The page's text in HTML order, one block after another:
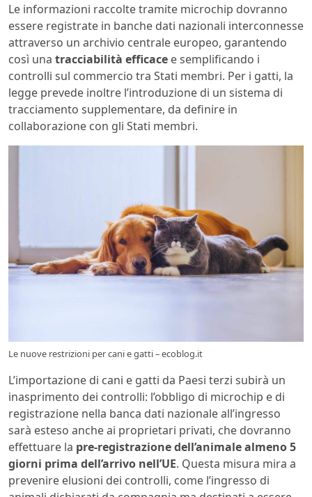
Le informazioni raccolte tramite microchip dovranno
essere registrate in banche dati nazionali interconnesse
attraverso un archivio centrale europeo, garantendo
così una tracciabilità efficace e semplificando i
controlli sul commercio tra Stati membri. Per i gatti, la
legge prevede inoltre l’introduzione di un sistema di
tracciamento supplementare, da definire in
collaborazione con gli Stati membri.
Le nuove restrizioni per cani e gatti – ecoblog.it
L’importazione di cani e gatti da Paesi terzi subirà un
inasprimento dei controlli: l’obbligo di microchip e di
registrazione nella banca dati nazionale all’ingresso
sarà esteso anche ai proprietari privati, che dovranno
effettuare la pre-registrazione dell’animale almeno 5
giorni prima dell’arrivo nell’UE. Questa misura mira a
prevenire elusioni dei controlli, come l’ingresso di